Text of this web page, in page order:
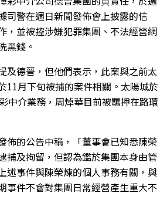
司警在週日新聞發佈會上披露的信
，並被控涉嫌犯罪集團、不法經營網
黑錢。
及德晉，但他們表示，此案與之前太
11月下旬被捕的案件相關。太陽城於
中介業務，周焯華目前被羈押在路環
佈的公告中稱，「董事會已知悉陳榮
捕及拘留，但認為鑑於集團本身由管
述事件與陳榮煉的個人事務有關，與
事件不會對集團日常經營產生重大不